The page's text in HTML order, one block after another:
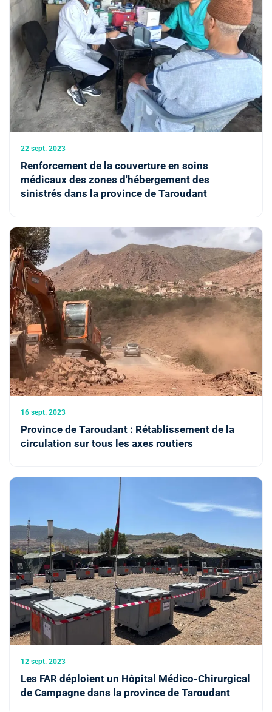
22 sept. 2023
Renforcement de la couverture en soins
médicaux des zones d'hébergement des
sinistrés dans la province de Taroudant
16 sept. 2023
Province de Taroudant : Rétablissement de la
circulation sur tous les axes routiers
12 sept. 2023
Les FAR déploient un Hôpital Médico-Chirurgical
de Campagne dans la province de Taroudant